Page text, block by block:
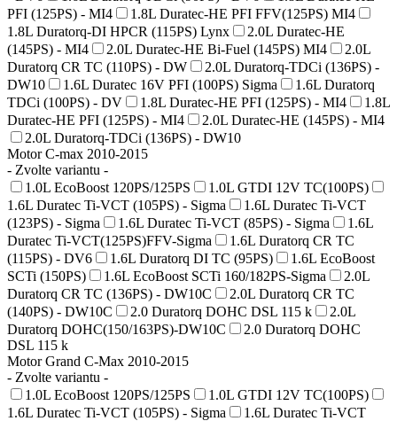
PFI (125PS) - MI4
1.8L Duratec-HE PFI FFV(125PS) MI4
1.8L Duratorq-DI HPCR (115PS) Lynx
2.0L Duratec-HE
(145PS) - MI4
2.0L Duratec-HE Bi-Fuel (145PS) MI4
2.0L
Duratorq CR TC (110PS) - DW
2.0L Duratorq-TDCi (136PS) -
DW10
1.6L Duratec 16V PFI (100PS) Sigma
1.6L Duratorq
TDCi (100PS) - DV
1.8L Duratec-HE PFI (125PS) - MI4
1.8L
Duratec-HE PFI (125PS) - MI4
2.0L Duratec-HE (145PS) - MI4
2.0L Duratorq-TDCi (136PS) - DW10
Motor C-max 2010-2015
- Zvolte variantu -
1.0L EcoBoost 120PS/125PS
1.0L GTDI 12V TC(100PS)
1.6L Duratec Ti-VCT (105PS) - Sigma
1.6L Duratec Ti-VCT
(123PS) - Sigma
1.6L Duratec Ti-VCT (85PS) - Sigma
1.6L
Duratec Ti-VCT(125PS)FFV-Sigma
1.6L Duratorq CR TC
(115PS) - DV6
1.6L Duratorq DI TC (95PS)
1.6L EcoBoost
SCTi (150PS)
1.6L EcoBoost SCTi 160/182PS-Sigma
2.0L
Duratorq CR TC (136PS) - DW10C
2.0L Duratorq CR TC
(140PS) - DW10C
2.0 Duratorq DOHC DSL 115 k
2.0L
Duratorq DOHC(150/163PS)-DW10C
2.0 Duratorq DOHC
DSL 115 k
Motor Grand C-Max 2010-2015
- Zvolte variantu -
1.0L EcoBoost 120PS/125PS
1.0L GTDI 12V TC(100PS)
1.6L Duratec Ti-VCT (105PS) - Sigma
1.6L Duratec Ti-VCT